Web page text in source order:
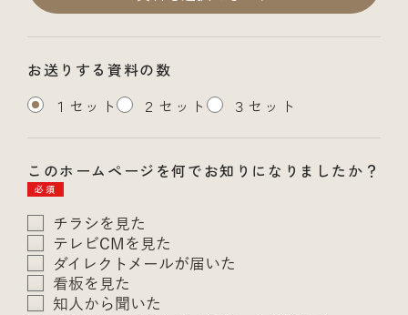
お送りする資料の数
１セット
２セット ３セット
このホームページを何でお知りになりましたか？
必須
チラシを見た
テレビCMを見た
ダイレクトメールが届いた
看板を見た
知人から聞いた